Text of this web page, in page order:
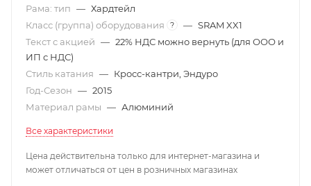
Рама: тип — Хардтейл
Класс (группа) оборудования
? — SRAM XX1
Текст с акцией — 22% НДС можно вернуть (для ООО и
ИП с НДС)
Стиль катания — Кросс-кантри, Эндуро
Год-Сезон — 2015
Материал рамы — Алюминий
Все характеристики
Цена действительна только для интернет-магазина и
может отличаться от цен в розничных магазинах